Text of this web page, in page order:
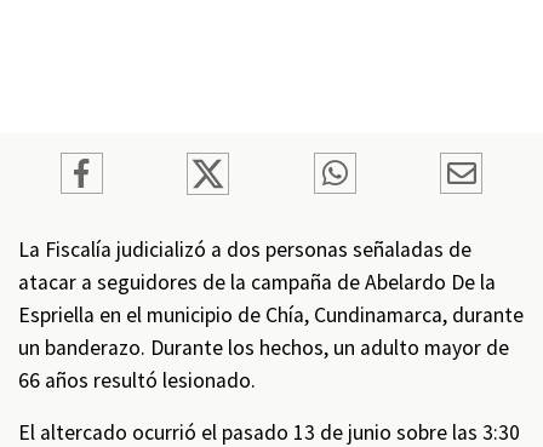
La Fiscalía judicializó a dos personas señaladas de
atacar a seguidores de la campaña de Abelardo De la
Espriella en el municipio de Chía, Cundinamarca, durante
un banderazo. Durante los hechos, un adulto mayor de
66 años resultó lesionado.
El altercado ocurrió el pasado 13 de junio sobre las 3:30